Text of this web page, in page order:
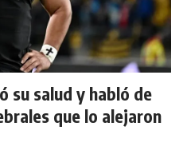
su salud y habló de
que lo alejaron